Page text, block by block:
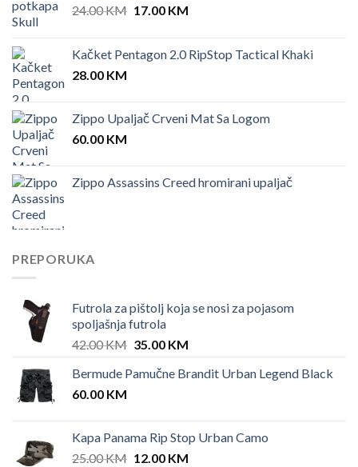
24.00KM Original
24.00 KM.
17.00 KMCurrent
17.00 KM.
Kačket Pentagon 2.0 RipStop Tactical Khaki
28.00 KM
Zippo Upaljač Crveni Mat Sa Logom
60.00 KM
Zippo Assassins Creed hromirani upaljač
PREPORUKA
Futrola za pištolj koja se nosi za pojasom
spoljašnja futrola
42.00KM Original
was:
35.00 KMCurrent
is:
Bermude Pamučne Brandit Urban Legend Black
60.00 KM
Kapa Panama Rip Stop Urban Camo
25.00KM Original
12.00 KMCurrent